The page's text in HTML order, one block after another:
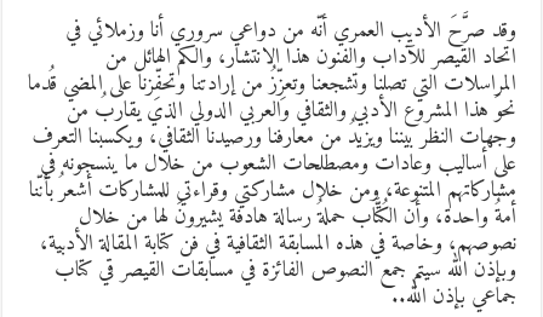
صرَّحَ الأديب العمري أنّه من دواعي سروري أنا وزملائي في
القيصر للآداب والفنون هذا الانتشار، والكم الهائل من
التي تصلنا وتشجعنا وتعزِّزُ من إرادتنا وتحفِّزنا على المضي قُدما
هذا المشروع الأدبي والثقافي والعربي الدولي الذي يقاربُ من
النظر بيننا ويزيدُ من معارفنا ورصيدنا الثقافي، ويكسبنا التعرف
أساليب وعادات ومصطلحات الشعوب من خلال ما ينسجونه في
المتنوعة، ومن خلال مشاركتي وقراءتي للمشاركات أشعرُ بأنّنا
واحدة، وأن الكُتَّاب حملةُ رسالة هادفة يشيرونَ لها من خلال
وخاصة في هذه المسابقة الثقافية في فن كتابة المقالة الأدبية،
الله سيتم جمع النصوص الفائزة في مسابقات القيصر قي كتاب
بإذن الله..